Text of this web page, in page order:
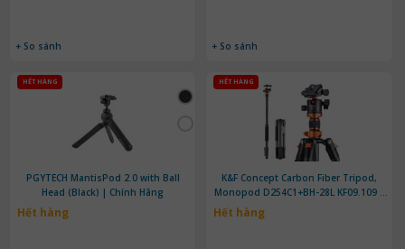
+ So sánh + So sánh
PGYTECH MantisPod 2.0 with Ball
Head (Black) | Chính Hãng
Hết hàng
HẾT HÀNG
K&F Concept Carbon Fiber Tripod,
Monopod D254C1+BH-28L KF09.109 |
Hết hàng
HẾT HÀNG